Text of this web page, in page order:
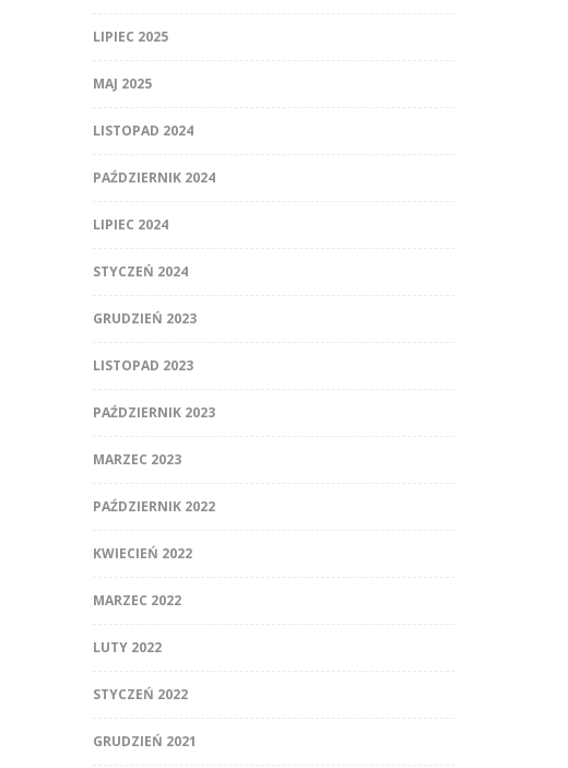
LIPIEC 2025
MAJ 2025
LISTOPAD 2024
PAŹDZIERNIK 2024
LIPIEC 2024
STYCZEŃ 2024
GRUDZIEŃ 2023
LISTOPAD 2023
PAŹDZIERNIK 2023
MARZEC 2023
PAŹDZIERNIK 2022
KWIECIEŃ 2022
MARZEC 2022
LUTY 2022
STYCZEŃ 2022
GRUDZIEŃ 2021